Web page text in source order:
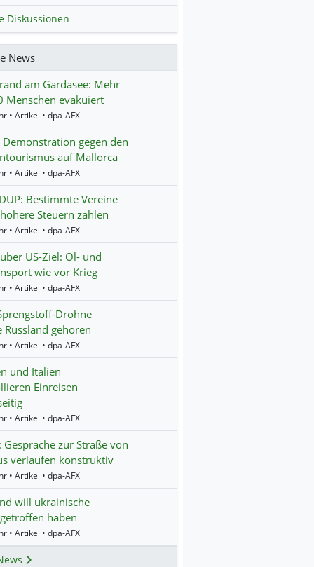
Diskussionen
News
am Gardasee: Mehr
Menschen evakuiert
• Artikel • dpa-AFX
Demonstration gegen den
auf Mallorca
• Artikel • dpa-AFX
Bestimmte Vereine
Steuern zahlen
• Artikel • dpa-AFX
US-Ziel: Öl- und
wie vor Krieg
• Artikel • dpa-AFX
Drohne
Russland gehören
• Artikel • dpa-AFX
und Italien
Einreisen
• Artikel • dpa-AFX
Gespräche zur Straße von
verlaufen konstruktiv
• Artikel • dpa-AFX
will ukrainische
haben
• Artikel • dpa-AFX